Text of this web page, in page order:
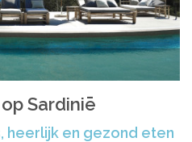
Sardiniē
heerlijk en gezond eten